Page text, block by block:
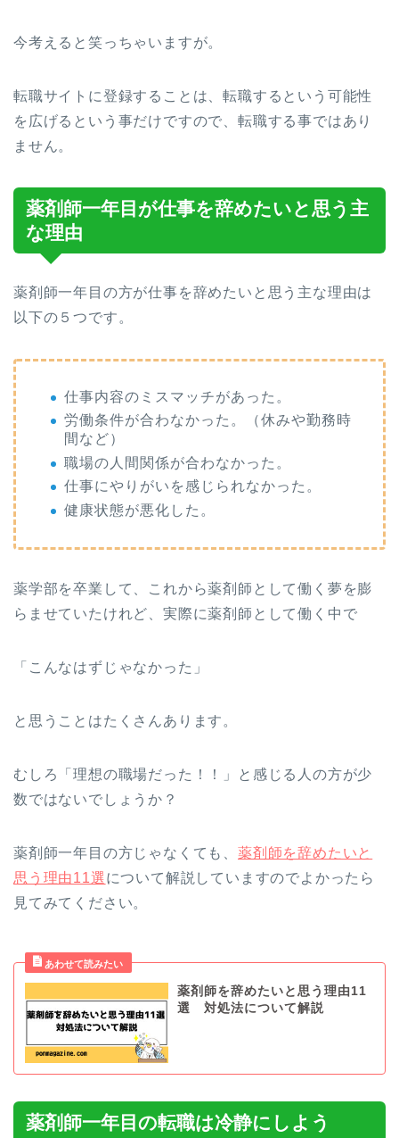
今考えると笑っちゃいますが。
転職サイトに登録することは、転職するという可能性
を広げるという事だけですので、転職する事ではあり
ません。
薬剤師一年目が仕事を辞めたいと思う主
な理由
薬剤師一年目の方が仕事を辞めたいと思う主な理由は
以下の５つです。
仕事内容のミスマッチがあった。
労働条件が合わなかった。（休みや勤務時
間など）
職場の人間関係が合わなかった。
仕事にやりがいを感じられなかった。
健康状態が悪化した。
薬学部を卒業して、これから薬剤師として働く夢を膨
らませていたけれど、実際に薬剤師として働く中で
「こんなはずじゃなかった」
と思うことはたくさんあります。
むしろ「理想の職場だった！！」と感じる人の方が少
数ではないでしょうか？
薬剤師一年目の方じゃなくても、薬剤師を辞めたいと
思う理由11選について解説していますのでよかったら
見てみてください。
薬剤師を辞めたいと思う理由11
選 対処法について解説
薬剤師一年目の転職は冷静にしよう